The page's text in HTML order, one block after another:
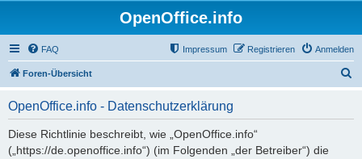
OpenOffice.info
FAQ Anmelden
Registrieren
Impressum
Foren-Übersicht
OpenOffice.info - Datenschutzerklärung
Diese Richtlinie beschreibt, wie „OpenOffice.info“
(„https://de.openoffice.info“) (im Folgenden „der Betreiber“) die